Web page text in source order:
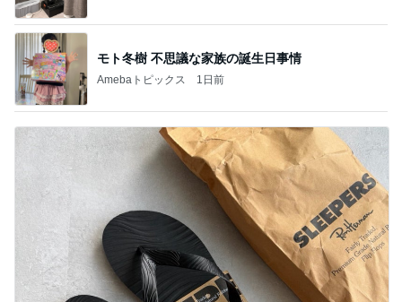
モト冬樹 不思議な家族の誕生日事情
Amebaトピックス 1日前